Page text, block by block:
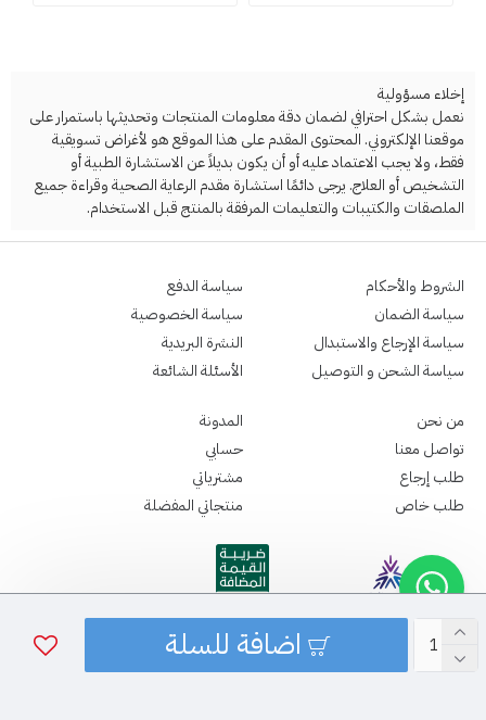
اضافة للسلة
إخلاء مسؤولية
نعمل بشكل احترافي لضمان دقة معلومات المنتجات وتحديثها باستمرار على
موقعنا الإلكتروني. المحتوى المقدم على هذا الموقع هو لأغراض تسويقية
فقط، ولا يجب الاعتماد عليه أو أن يكون بديلاً عن الاستشارة الطبية أو
التشخيص أو العلاج. يرجى دائمًا استشارة مقدم الرعاية الصحية وقراءة جميع
الملصقات والكتيبات والتعليمات المرفقة بالمنتج قبل الاستخدام.
الشروط والأحكام
سياسة الضمان
سياسة الإرجاع والاستبدال
سياسة الشحن و التوصيل
سياسة الدفع
سياسة الخصوصية
النشرة البريدية
الأسئلة الشائعة
من نحن
تواصل معنا
طلب إرجاع
طلب خاص
المدونة
حسابي
مشترياتي
منتجاتي المفضلة